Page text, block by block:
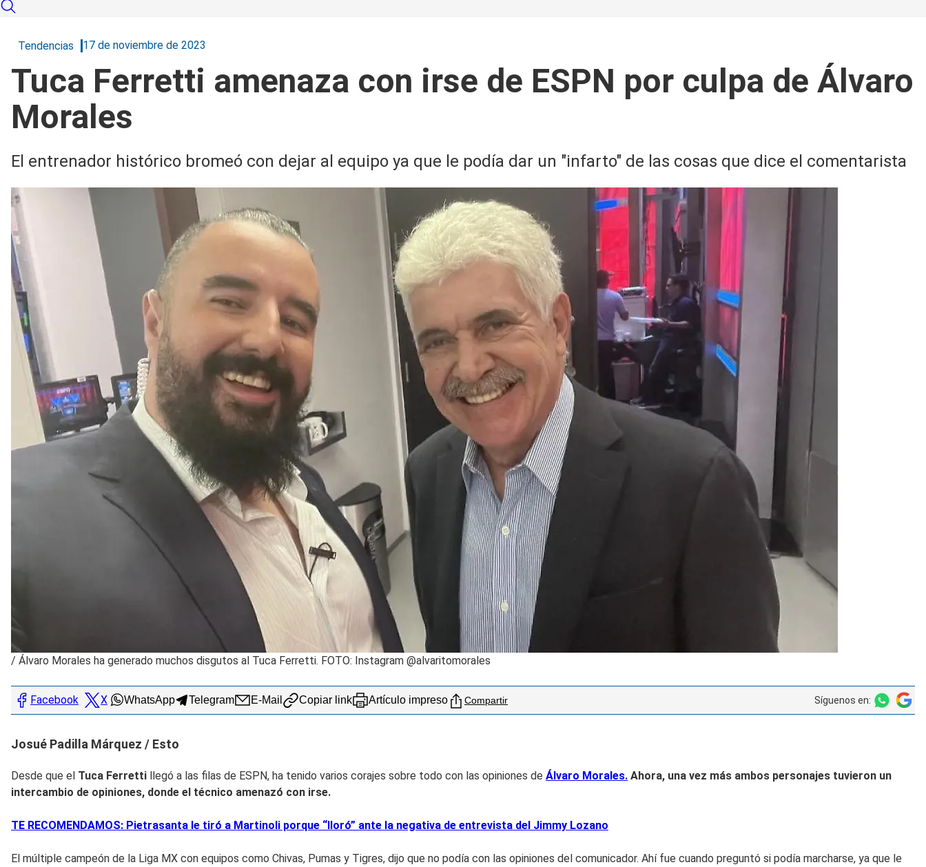
Tendencias 17 de noviembre de 2023
Tuca Ferretti amenaza con irse de ESPN por culpa de Álvaro
Morales
El entrenador histórico bromeó con dejar al equipo ya que le podía dar un "infarto" de las cosas que dice el comentarista
/ Álvaro Morales ha generado muchos disgutos al Tuca Ferretti. FOTO: Instagram @alvaritomorales
Facebook X WhatsApp Telegram E-Mail Copiar link Artículo impreso Compartir Síguenos en:
Josué Padilla Márquez / Esto
Desde que el Tuca Ferretti llegó a las filas de ESPN, ha tenido varios corajes sobre todo con las opiniones de Álvaro Morales. Ahora, una vez más ambos personajes tuvieron un
intercambio de opiniones, donde el técnico amenazó con irse.
TE RECOMENDAMOS: Pietrasanta le tiró a Martinoli porque “lloró” ante la negativa de entrevista del Jimmy Lozano
El múltiple campeón de la Liga MX con equipos como Chivas, Pumas y Tigres, dijo que no podía con las opiniones del comunicador. Ahí fue cuando preguntó si podía marcharse, ya que le